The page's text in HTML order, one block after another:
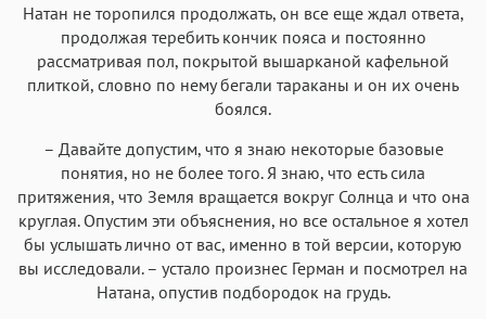
Натан не торопился продолжать, он все еще ждал ответа,
продолжая теребить кончик пояса и постоянно
рассматривая пол, покрытой вышарканой кафельной
плиткой, словно по нему бегали тараканы и он их очень
боялся.
– Давайте допустим, что я знаю некоторые базовые
понятия, но не более того. Я знаю, что есть сила
притяжения, что Земля вращается вокруг Солнца и что она
круглая. Опустим эти объяснения, но все остальное я хотел
бы услышать лично от вас, именно в той версии, которую
вы исследовали. – устало произнес Герман и посмотрел на
Натана, опустив подбородок на грудь.